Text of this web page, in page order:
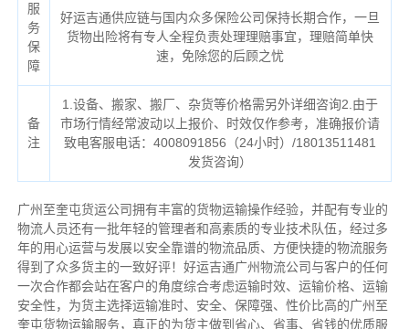
服
务
保
障
好运吉通供应链与国内众多保险公司保持长期合作，一旦
货物出险将有专人全程负责处理理赔事宜，理赔简单快
速，免除您的后顾之忧
备
注
1.设备、搬家、搬厂、杂货等价格需另外详细咨询2.由于
市场行情经常波动以上报价、时效仅作参考，准确报价请
致电客服电话：4008091856（24小时）/18013511481
发货咨询）
广州至奎屯货运公司拥有丰富的货物运输操作经验，并配有专业的
物流人员还有一批年轻的管理者和高素质的专业技术队伍，经过多
年的用心运营与发展以安全靠谱的物流品质、方便快捷的物流服务
得到了众多货主的一致好评！好运吉通广州物流公司与客户的任何
一次合作都会站在客户的角度综合考虑运输时效、运输价格、运输
安全性，为货主选择运输准时、安全、保障强、性价比高的广州至
奎屯货物运输服务，真正的为货主做到省心、省事、省钱的优质服